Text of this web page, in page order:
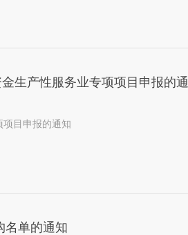
生产性服务业专项项目申报的通
项目申报的通知
名单的通知